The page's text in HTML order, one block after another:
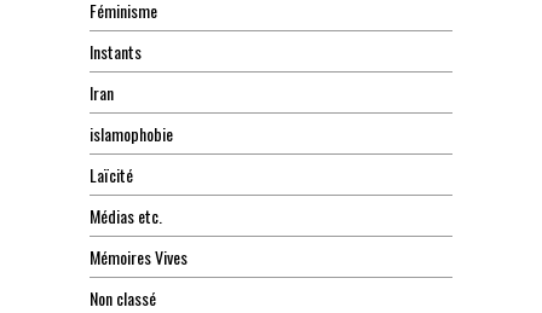
Féminisme
Instants
Iran
islamophobie
Laïcité
Médias etc.
Mémoires Vives
Non classé